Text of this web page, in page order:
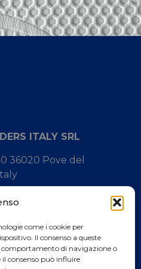
come i cookie per
Il consenso a queste
di navigazione o
consenso può influire
ITALY SRL
36020 Pove del
8008